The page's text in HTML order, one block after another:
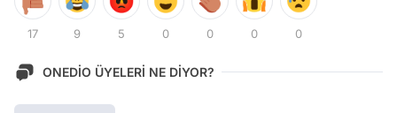
17 9 5 0 0 0 0
ONEDİO ÜYELERİ NE DİYOR?